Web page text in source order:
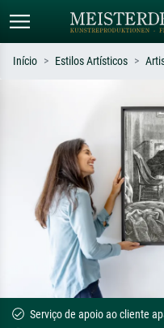
Pesquise por artista, título ou
ex: Monet, Noite Estrelada,
impressionismo, onda de Hokusai,
Início Estilos Artísticos
Serviço de apoio ao cliente